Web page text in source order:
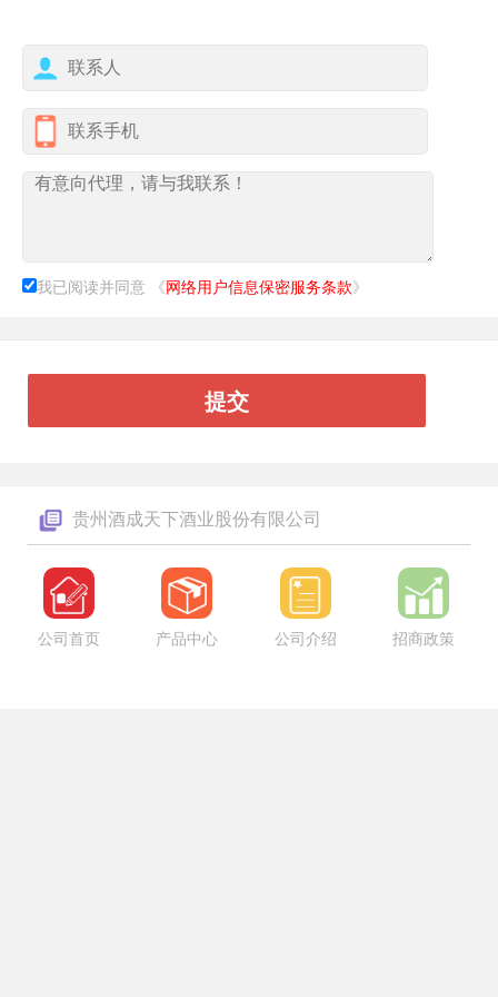
我已阅读并同意 《网络用户信息保密服务条款》
贵州酒成天下酒业股份有限公司
公司首页 产品中心 公司介绍 招商政策